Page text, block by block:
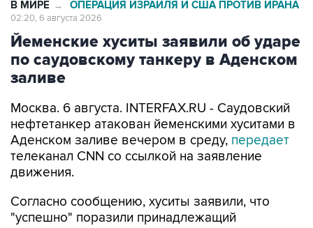
В МИРЕ → ОПЕРАЦИЯ ИЗРАИЛЯ И США ПРОТИВ ИРАНА
02:20, 6 августа 2026
Йеменские хуситы заявили об ударе
по саудовскому танкеру в Аденском
заливе
Москва. 6 августа. INTERFAX.RU - Саудовский
нефтетанкер атакован йеменскими хуситами в
Аденском заливе вечером в среду, передает
телеканал CNN со ссылкой на заявление
движения.
Согласно сообщению, хуситы заявили, что
"успешно" поразили принадлежащий